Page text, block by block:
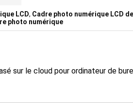
LCD, Cadre photo numérique LCD
photo numérique
sur le cloud pour ordinateur de